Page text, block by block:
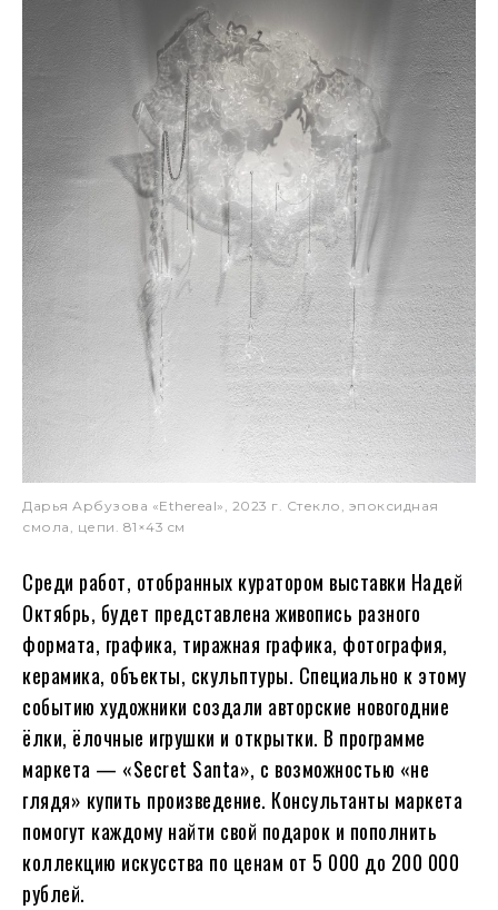
Дарья Арбузова «Ethereal», 2023 г. Стекло, эпоксидная
смола, цепи. 81×43 cм
Среди работ, отобранных куратором выставки Надей
Октябрь, будет представлена живопись разного
формата, графика, тиражная графика, фотография,
керамика, объекты, скульптуры. Специально к этому
событию художники создали авторские новогодние
ёлки, ёлочные игрушки и открытки. В программе
маркета — «Secret Santa», с возможностью «не
глядя» купить произведение. Консультанты маркета
помогут каждому найти свой подарок и пополнить
коллекцию искусства по ценам от 5 000 до 200 000
рублей.